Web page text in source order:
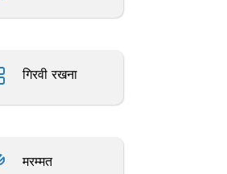
गिरवी रखना
मरम्मत